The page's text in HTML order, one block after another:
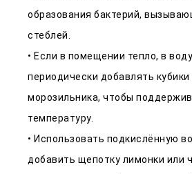
образования бактерий,
стеблей.
• Если в помещении тепло, в
периодически добавлять кубики
морозильника, чтобы
температуру.
• Использовать подкислённую
добавить щепотку лимонки или